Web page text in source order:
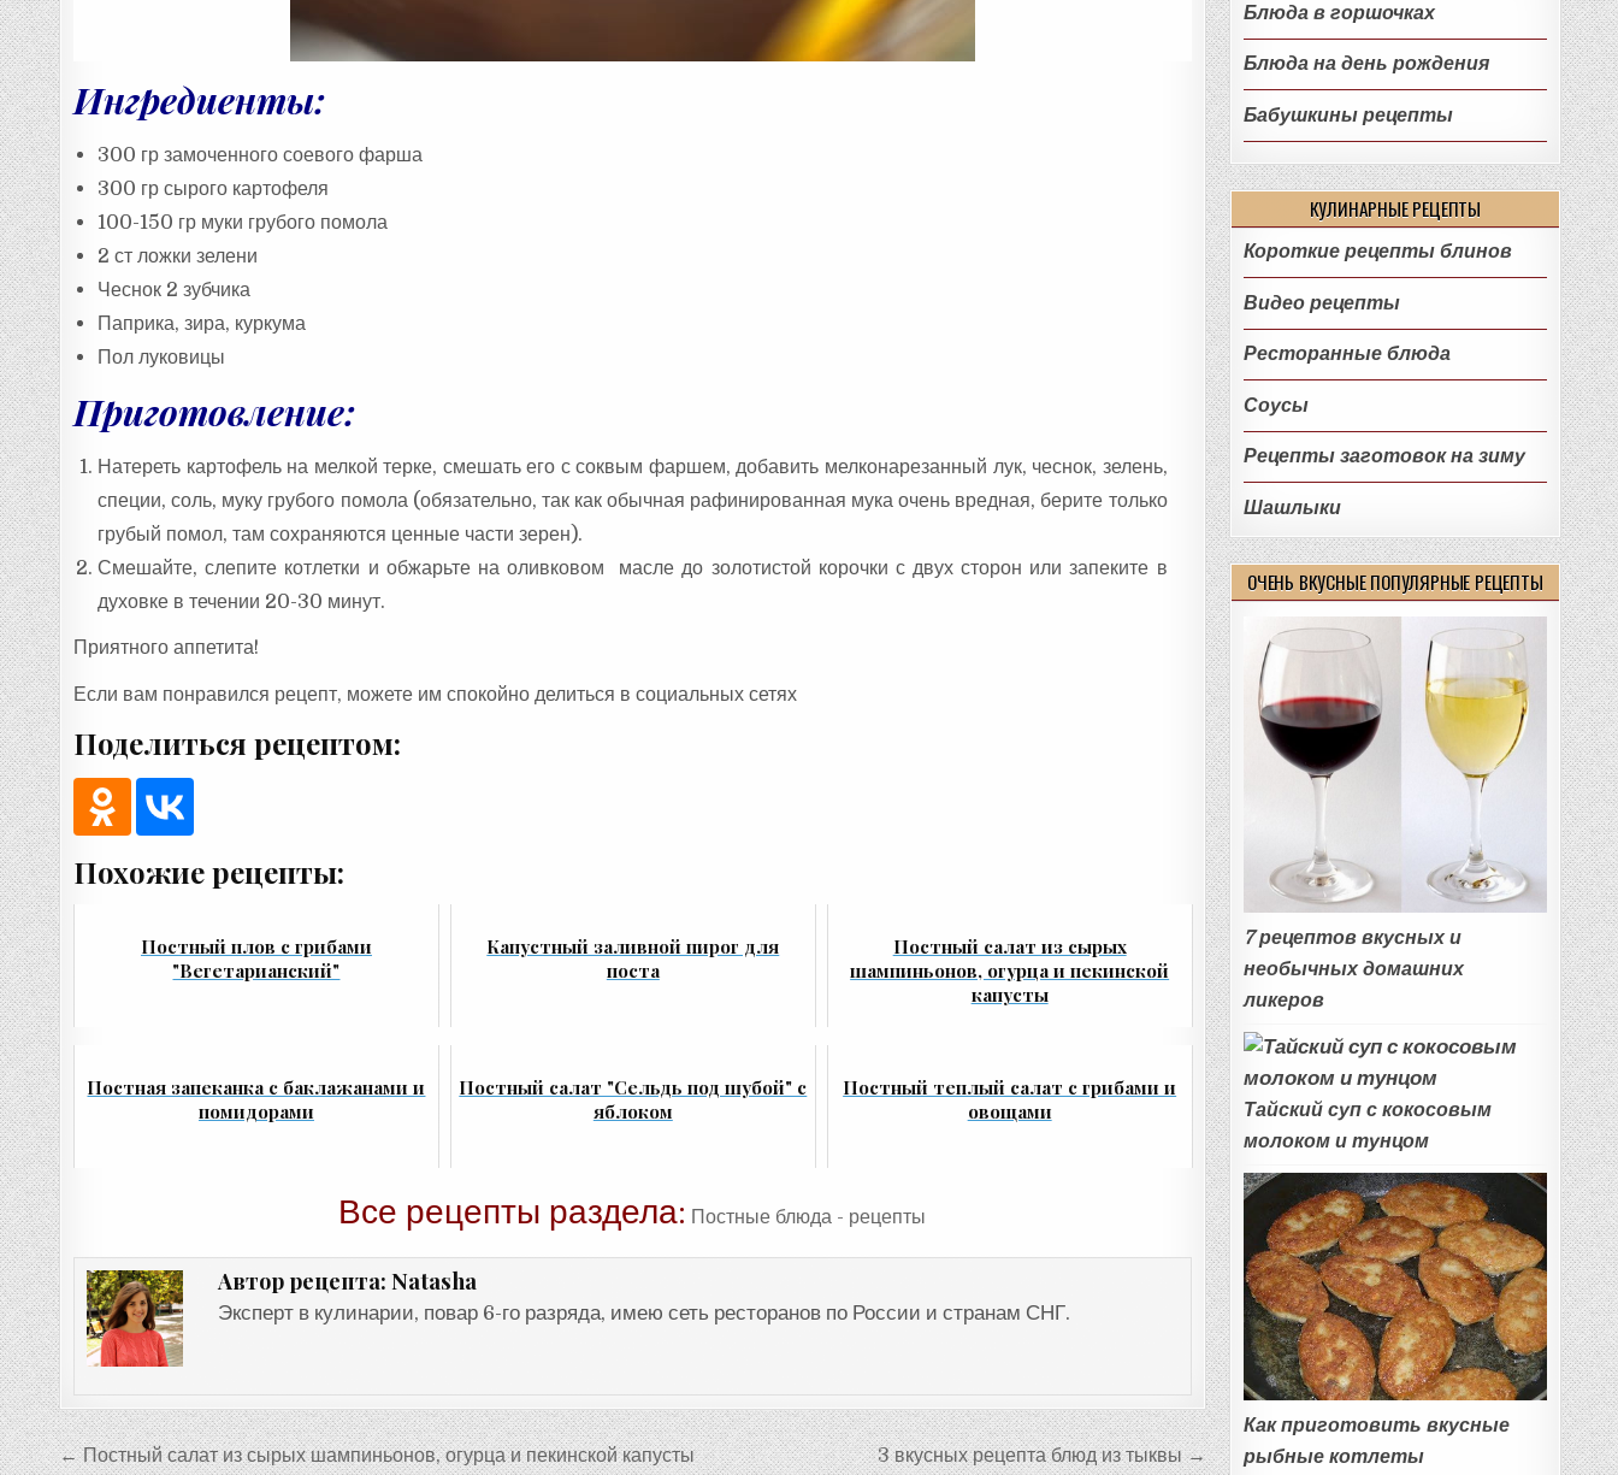
Ингредиенты:
300 гр замоченного соевого фарша
300 гр сырого картофеля
100-150 гр муки грубого помола
2 ст ложки зелени
Чеснок 2 зубчика
Паприка, зира, куркума
Пол луковицы
Приготовление:
Натереть картофель на мелкой терке, смешать его с соквым фаршем, добавить мелконарезанный лук, чеснок, зелень,
специи, соль, муку грубого помола (обязательно, так как обычная рафинированная мука очень вредная, берите только
грубый помол, там сохраняются ценные части зерен).
Смешайте, слепите котлетки и обжарьте на оливковом масле до золотистой корочки с двух сторон или запеките в
духовке в течении 20-30 минут.
Приятного аппетита!
Если вам понравился рецепт, можете им спокойно делиться в социальных сетях
Поделиться рецептом:
Похожие рецепты:
Постный плов с грибами
"Вегетарианский"
Капустный заливной пирог для
поста
Постный салат из сырых
шампиньонов, огурца и пекинской
капусты
Постная запеканка с баклажанами и
помидорами
Постный салат "Сельдь под шубой" с
яблоком
Постный теплый салат с грибами и
овощами
Все рецепты раздела: Постные блюда - рецепты
Автор рецепта: Natasha
Эксперт в кулинарии, повар 6-го разряда, имею сеть ресторанов по России и странам СНГ.
Навигация
← Постный салат из сырых шампиньонов, огурца и пекинской капусты 3 вкусных рецепта блюд из тыквы →
Блюда в горшочках
Блюда на день рождения
Бабушкины рецепты
КУЛИНАРНЫЕ РЕЦЕПТЫ
Короткие рецепты блинов
Видео рецепты
Ресторанные блюда
Соусы
Рецепты заготовок на зиму
Шашлыки
ОЧЕНЬ ВКУСНЫЕ ПОПУЛЯРНЫЕ РЕЦЕПТЫ
7 рецептов вкусных и
необычных домашних
ликеров
Тайский суп с кокосовым
молоком и тунцом
Как приготовить вкусные
рыбные котлеты